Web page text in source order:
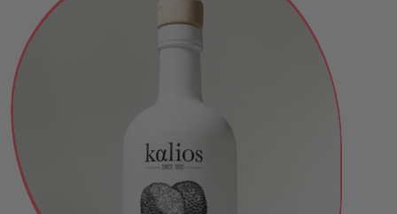
informations
produit
Ouvrir le média 0 en mode modal